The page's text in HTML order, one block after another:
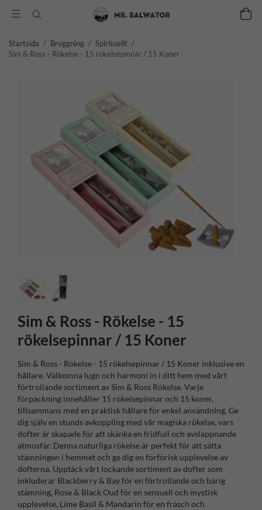
Startsida / Bryggning / Spirituellt /
Sim & Ross - Rökelse - 15 rökelsepinnar / 15 Koner
Sim & Ross - Rökelse - 15
rökelsepinnar / 15 Koner
Sim & Ross - Rökelse - 15 rökelsepinnar / 15 Koner inklusive en
hållare. Välkomna lugn och harmoni in i ditt hem med vårt
förtrollande sortiment av Sim & Ross Rökelse. Varje
förpackning innehåller 15 rökelsepinnar och 15 koner,
tillsammans med en praktisk hållare för enkel användning. Ge
dig själv en stunds avkoppling med vår magiska rökelse, vars
dofter är skapade för att skänka en fridfull och avslappnande
atmosfär. Denna naturliga rökelse är perfekt för att sätta
stämningen i hemmet och ge dig en förförisk upplevelse av
dofterna. Upptäck vårt lockande sortiment av dofter som
inkluderar Blackberry & Bay för en förtrollande och bärig
stämning, Rose & Black Oud för en sensuell och mystisk
upplevelse, Lime Basil & Mandarin för en fräsch och